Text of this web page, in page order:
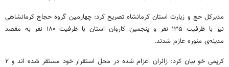
مدیرکل حج و زیارت استان کرمانشاه تصریح کرد: چهارمین گروه حجاج کرمانشاهی
نیز با ظرفیت ۱۳۵ نفر و پنجمین کاروان استان با ظرفیت ۱۸۰ نفر به مقصد
مدینه‌ی منوره عازم شدند.
کریمی خو بیان کرد: زائران اعزام شده در محل استقرار خود مستقر شده اند و ۲